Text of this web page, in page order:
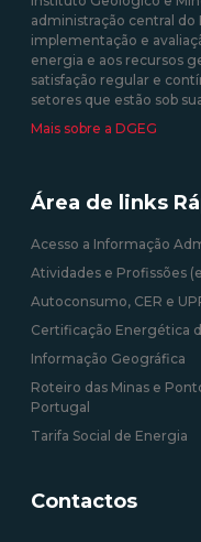
09/09/2020 12:00:00
administração central
implementação e
energia e aos recursos
satisfação regular e
setores que estão sob
Mais sobre a DGEG
Área de links
Acesso a Informação
Atividades e Profissões
Autoconsumo, CER e
Certificação Energética
Informação Geográfica
Roteiro das Minas e
Portugal
Tarifa Social de Energia
Contactos